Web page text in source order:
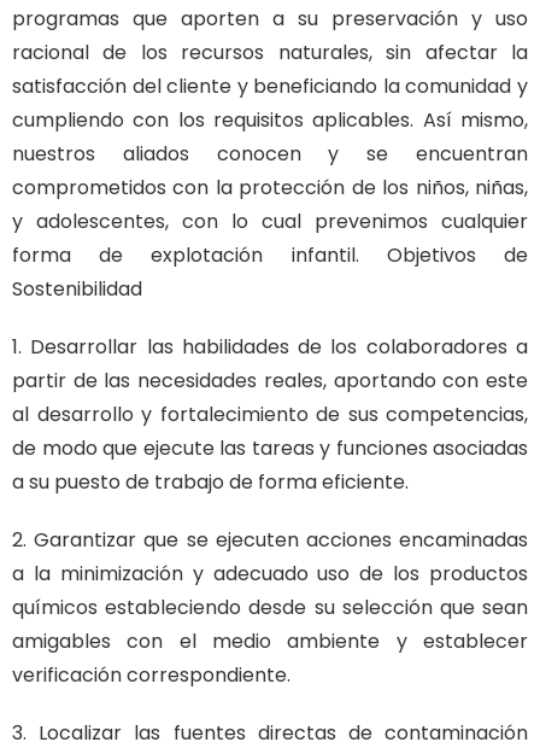
programas que aporten a su preservación y uso
racional de los recursos naturales, sin afectar la
satisfacción del cliente y beneficiando la comunidad y
cumpliendo con los requisitos aplicables. Así mismo,
nuestros aliados conocen y se encuentran
comprometidos con la protección de los niños, niñas,
y adolescentes, con lo cual prevenimos cualquier
forma de explotación infantil. Objetivos de
Sostenibilidad
1. Desarrollar las habilidades de los colaboradores a
partir de las necesidades reales, aportando con este
al desarrollo y fortalecimiento de sus competencias,
de modo que ejecute las tareas y funciones asociadas
a su puesto de trabajo de forma eficiente.
2. Garantizar que se ejecuten acciones encaminadas
a la minimización y adecuado uso de los productos
químicos estableciendo desde su selección que sean
amigables con el medio ambiente y establecer
verificación correspondiente.
3. Localizar las fuentes directas de contaminación